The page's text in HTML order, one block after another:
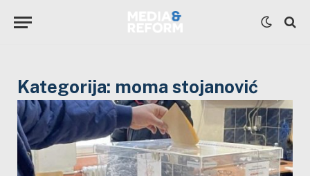
Kategorija: moma stojanović